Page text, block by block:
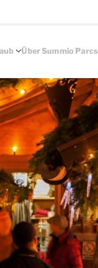
Über Summio Parcs